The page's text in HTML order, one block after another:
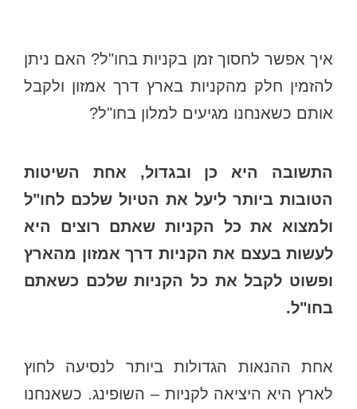
איך אפשר לחסוך זמן בקניות בחו"ל? האם ניתן
להזמין חלק מהקניות בארץ דרך אמזון ולקבל
אותם כשאנחנו מגיעים למלון בחו"ל?
התשובה היא כן ובגדול, אחת השיטות
הטובות ביותר ליעל את הטיול שלכם לחו"ל
ולמצוא את כל הקניות שאתם רוצים היא
לעשות בעצם את הקניות דרך אמזון מהארץ
ופשוט לקבל את כל הקניות שלכם כשאתם
בחו"ל.
אחת ההנאות הגדולות ביותר לנסיעה לחוץ
לארץ היא היציאה לקניות – השופינג. כשאנחנו